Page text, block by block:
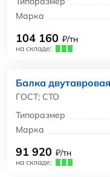
Марка
104 160 ₽/тн
на складе:
Балка
ГОСТ; СТО
Типоразмер
Марка
91 920 ₽/тн
на складе: